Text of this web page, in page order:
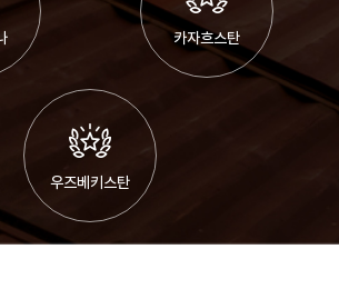
카자흐스탄
우즈베키스탄